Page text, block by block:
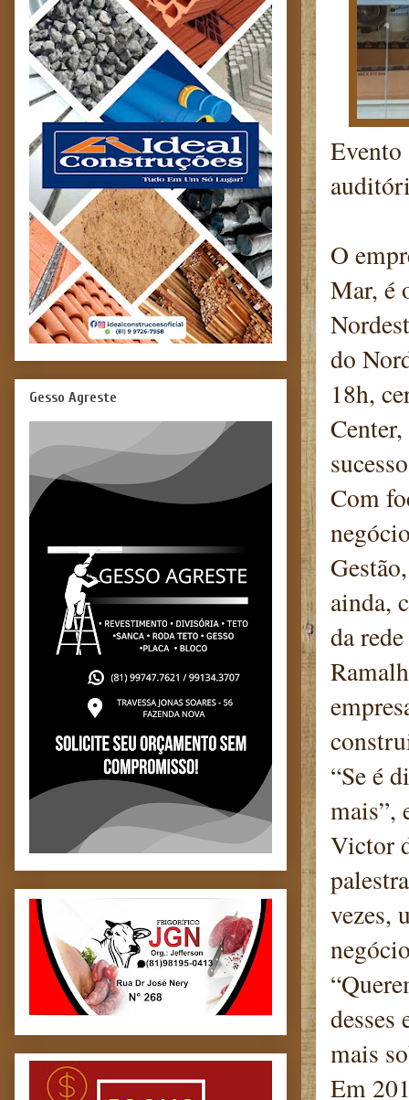
Evento
O
Mar, é
do
18h,
Com
ainda,
da
“Se é
mais”,
Victor
vezes,
desses
mais
Em
Gesso Agreste